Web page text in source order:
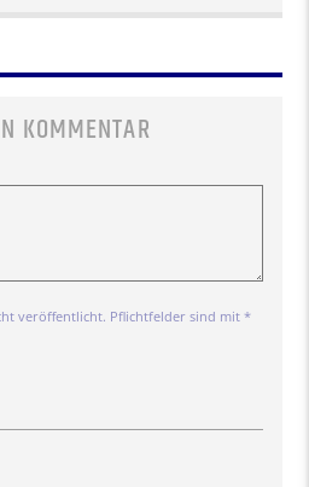
KOMMENTAR
veröffentlicht. Pflichtfelder sind mit *